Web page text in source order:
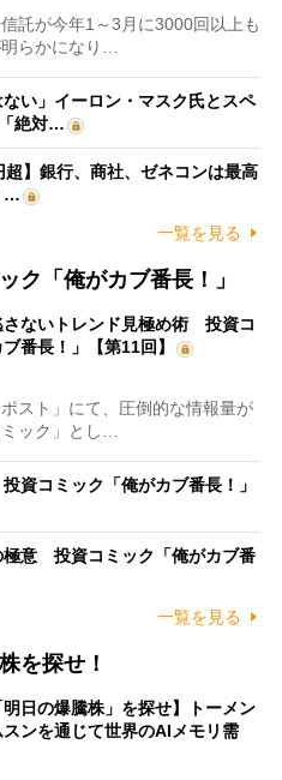
託が今年1～3月に3000回以上も
らかになり…
ない」イーロン・マスク氏とスペ
絶対…
超】銀行、商社、ゼネコンは最高
…
一覧を見る
ク「俺がカブ番長！」
さないトレンド見極め術 投資コ
番長！」【第11回】
スト」にて、圧倒的な情報量が
ック」とし…
資コミック「俺がカブ番長！」
極意 投資コミック「俺がカブ番
一覧を見る
を探せ！
明日の爆騰株」を探せ】トーメン
ンを通じて世界のAIメモリ需